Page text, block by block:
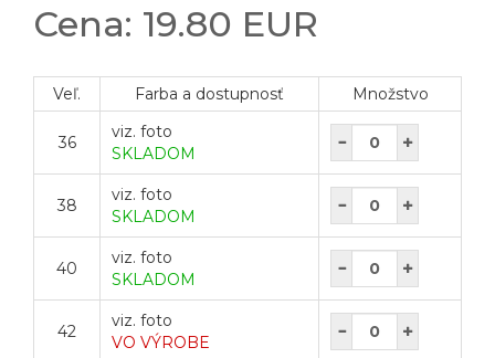
Cena: 19.80 EUR
Veľ. Farba a dostupnosť Množstvo
36
viz. foto
SKLADOM
38
viz. foto
SKLADOM
40
viz. foto
SKLADOM
42
viz. foto
VO VÝROBE